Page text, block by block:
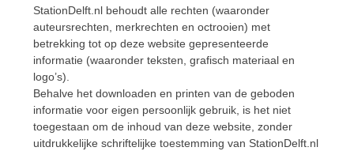
StationDelft.nl behoudt alle rechten (waaronder
auteursrechten, merkrechten en octrooien) met
betrekking tot op deze website gepresenteerde
informatie (waaronder teksten, grafisch materiaal en
logo’s).
Behalve het downloaden en printen van de geboden
informatie voor eigen persoonlijk gebruik, is het niet
toegestaan om de inhoud van deze website, zonder
uitdrukkelijke schriftelijke toestemming van StationDelft.nl